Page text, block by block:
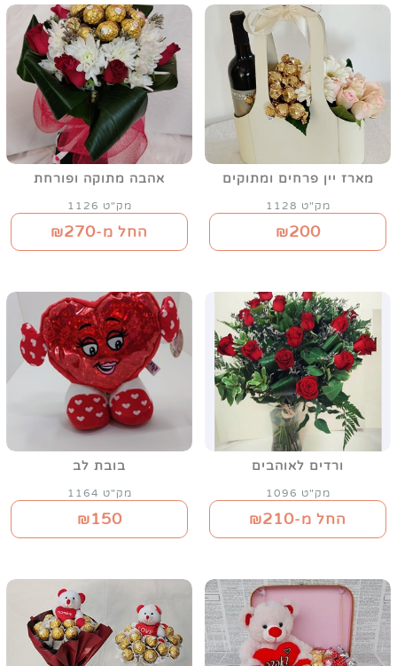
מארז יין פרחים ומתוקים
מק"ט 1128
₪200
אהבה מתוקה ופורחת
מק"ט 1126
החל מ-₪270
ורדים לאוהבים
מק"ט 1096
החל מ-₪210
בובת לב
מק"ט 1164
₪150